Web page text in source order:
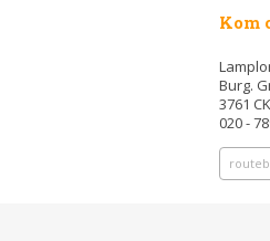
Kom
Burg.
3761
020 -